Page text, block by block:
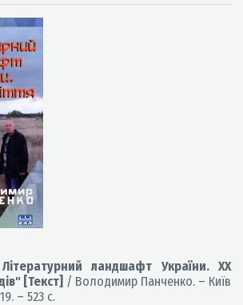
ландшафт України. ХХ
[Текст] / Володимир Панченко. – Київ
– 523 с.